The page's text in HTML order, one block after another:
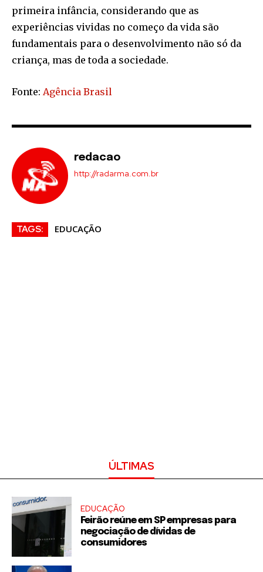
primeira infância, considerando que as
experiências vividas no começo da vida são
fundamentais para o desenvolvimento não só da
criança, mas de toda a sociedade.
Fonte: Agência Brasil
redacao
http://radarma.com.br
TAGS: EDUCAÇÃO
ÚLTIMAS
EDUCAÇÃO
Feirão reúne em SP empresas para
negociação de dívidas de
consumidores